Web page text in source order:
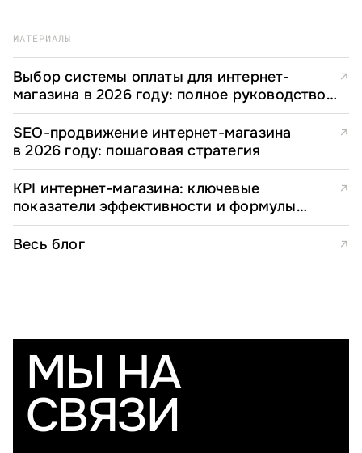
МАТЕРИАЛЫ
Выбор системы оплаты для интернет-
магазина в 2026 году: полное руководство
для e-commerce директоров
↗
SEO-продвижение интернет-магазина
в 2026 году: пошаговая стратегия
↗
KPI интернет-магазина: ключевые
показатели эффективности и формулы
расчета
↗
Весь блог ↗
МЫ НА
СВЯЗИ